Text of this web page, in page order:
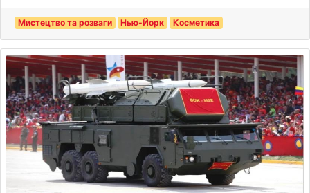
Мистецтво та розваги Нью-Йорк Косметика